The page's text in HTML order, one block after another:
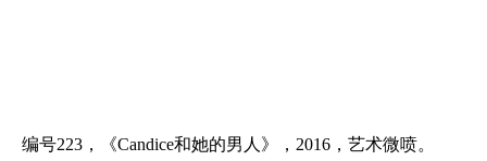
编号223， 《Candice和她的男人》 ， 2016，艺术微喷。